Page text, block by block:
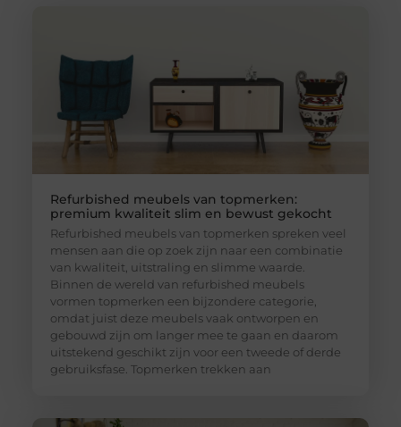
Refurbished meubels van topmerken:
premium kwaliteit slim en bewust gekocht
Refurbished meubels van topmerken spreken veel
mensen aan die op zoek zijn naar een combinatie
van kwaliteit, uitstraling en slimme waarde.
Binnen de wereld van refurbished meubels
vormen topmerken een bijzondere categorie,
omdat juist deze meubels vaak ontworpen en
gebouwd zijn om langer mee te gaan en daarom
uitstekend geschikt zijn voor een tweede of derde
gebruiksfase. Topmerken trekken aan